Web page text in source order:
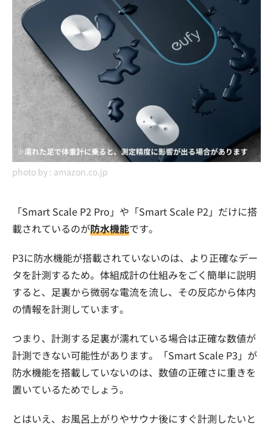
photo by : amazon.co.jp
「Smart Scale P2 Pro」や「Smart Scale P2」だけに搭
載されているのが防水機能です。
P3に防水機能が搭載されていないのは、より正確なデー
タを計測するため。体組成計の仕組みをごく簡単に説明
すると、足裏から微弱な電流を流し、その反応から体内
の情報を計測しています。
つまり、計測する足裏が濡れている場合は正確な数値が
計測できない可能性があります。「Smart Scale P3」が
防水機能を搭載していないのは、数値の正確さに重きを
置いているためでしょう。
とはいえ、お風呂上がりやサウナ後にすぐ計測したいと